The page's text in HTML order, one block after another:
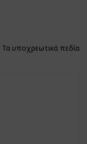
Τα υποχρεωτικά πεδία